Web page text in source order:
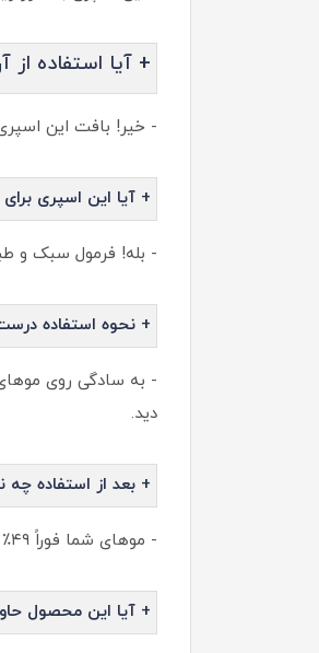
+ آیا استفاده
- خیر! بافت این
+ آیا این اسپری
- بله! فرمول سبک و
+ نحوه استفاده
- به سادگی روی
دید.
+ بعد از استفاده چه
- موهای شما فوراً ۴۹٪ حجیم‌تر می‌شوند، بدون اثر چربی یا سنگینی، با بافت سبک و براق و آماده حالت دادن برای هر استایلی خواهند بود.
+ آیا این محصول